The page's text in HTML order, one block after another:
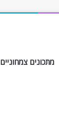
מתכונים צמחוניים